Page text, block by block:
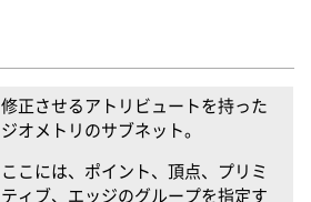
修正させるアトリビュートを持った
ジオメトリのサブネット。
ここには、ポイント、頂点、プリミ
ティブ、エッジのグループを指定す